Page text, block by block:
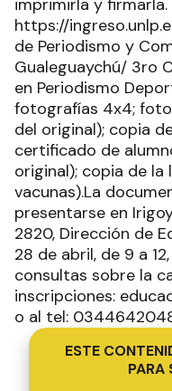
imprimirla y
https://
de Periodismo y
Gualeguaychú/ 3ro
en Periodismo
fotografías 4x4;
del original); copia
certificado de
original); copia de
vacunas).La
presentarse en
2820, Dirección de
28 de abril, de 9 a
consultas sobre la
inscripciones:
o al tel:
ESTE
PARA